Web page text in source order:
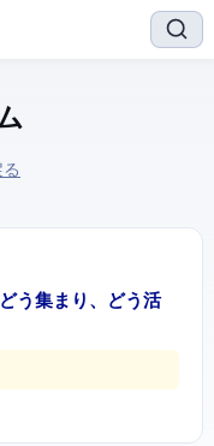
う集まり、どう活